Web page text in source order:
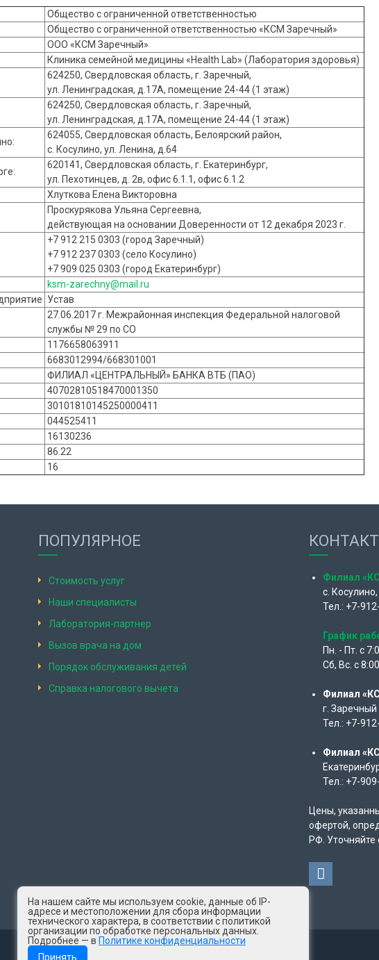
Общество с ограниченной ответственностью
Общество с ограниченной ответственностью «КСМ Заречный»
ООО «КСМ Заречный»
Клиника семейной медицины «Health Lab» (Лаборатория здоровья)
624250, Свердловская область, г. Заречный,
ул. Ленинградская, д.17А, помещение 24-44 (1 этаж)
624250, Свердловская область, г. Заречный,
ул. Ленинградская, д.17А, помещение 24-44 (1 этаж)
624055, Свердловская область, Белоярский район,
с. Косулино, ул. Ленина, д.64
620141, Свердловская область, г. Екатеринбург,
ул. Пехотинцев, д. 2в, офис 6.1.1, офис 6.1.2
Хлуткова Елена Викторовна
Проскурякова Ульяна Сергеевна,
действующая на основании Доверенности от 12 декабря 2023 г.
+7 912 215 0303 (город Заречный)
+7 912 237 0303 (село Косулино)
+7 909 025 0303 (город Екатеринбург)
ksm-zarechny@mail.ru
Устав
27.06.2017 г. Межрайонная инспекция Федеральной налоговой
службы № 29 по СО
1176658063911
6683012994/668301001
ФИЛИАЛ «ЦЕНТРАЛЬНЫЙ» БАНКА ВТБ (ПАО)
40702810518470001350
30101810145250000411
044525411
16130236
86.22
16
ПОПУЛЯРНОЕ
Стоимость услуг
Наши специалисты
Лаборатория-партнер
Вызов врача на дом
Порядок обслуживания детей
Справка налогового вычета
Филиал
с.
Тел.: +7-
График
Пн. - Пт. с
Сб, Вс. с
Филиал
г.
Тел.: +7-
Филиал
Тел.: +7-
Цены,
офертой,
РФ. Уточняйте
На нашем сайте мы используем cookie, данные об IP-
адресе и местоположении для сбора информации
технического характера, в соответствии с политикой
организации по обработке персональных данных.
Подробнее — в Политике конфиденциальности
Принять